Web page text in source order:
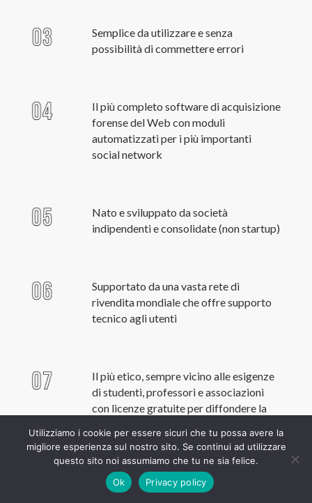
Semplice da utilizzare e senza
possibilità di commettere errori
Il più completo software di acquisizione
forense del Web con moduli
automatizzati per i più importanti
social network
Nato e sviluppato da società
indipendenti e consolidate (non startup)
Supportato da una vasta rete di
rivendita mondiale che offre supporto
tecnico agli utenti
Il più etico, sempre vicino alle esigenze
di studenti, professori e associazioni
con licenze gratuite per diffondere la
digital forensics
Utilizziamo i cookie per essere sicuri che tu possa avere la
migliore esperienza sul nostro sito. Se continui ad utilizzare
questo sito noi assumiamo che tu ne sia felice.
Ok
Privacy policy